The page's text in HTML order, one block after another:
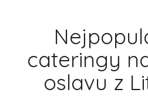
cateringy
oslavu z